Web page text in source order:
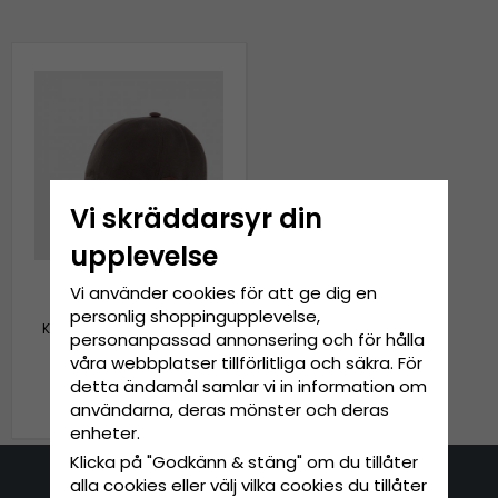
Keps - MJM Baseball Cap
(grön)
559 kr699 kr
Vi skräddarsyr din
upplevelse
Vi använder cookies för att ge dig en
personlig shoppingupplevelse,
personanpassad annonsering och för hålla
våra webbplatser tillförlitliga och säkra. För
detta ändamål samlar vi in information om
användarna, deras mönster och deras
enheter.
Klicka på "Godkänn & stäng" om du tillåter
alla cookies eller välj vilka cookies du tillåter